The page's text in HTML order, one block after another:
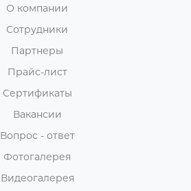
О компании
Сотрудники
Партнеры
Прайс-лист
Сертификаты
Вакансии
Вопрос - ответ
Фотогалерея
Видеогалерея